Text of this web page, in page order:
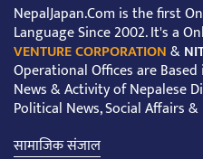
NepalJapan.Com is the first
Language Since 2002. It's a
VENTURE CORPORATION&
Operational Offices are
News & Activity of Nepalese
Political News, Social Affairs
सामाजिक संजाल